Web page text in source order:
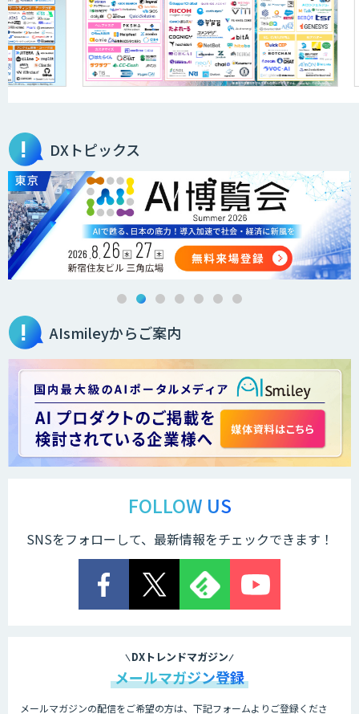
「ジンベイ AI技術実装アドバイザリー」
サービス
ローカルLLM×RAG「Cosnex」
DXセカンドオピニオン
生成AI活用コンサルティング
法人向け生成AIソリューション（受託開
発/PoC&コンサル）
AI 受託開発・導入支援
DXトピックス
AIsmileyからご案内
FOLLOW US
SNSをフォローして、最新情報をチェックできます！
DXトレンドマガジン
メールマガジン登録
メールマガジンの配信をご希望の方は、下記フォームよりご登録くださ